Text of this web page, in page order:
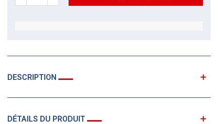
DESCRIPTION
DÉTAILS DU PRODUIT